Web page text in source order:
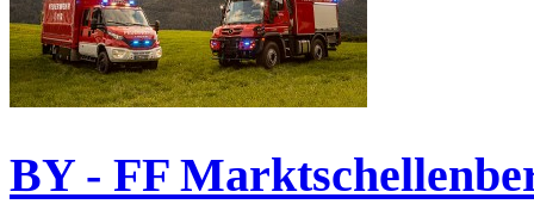
BY - FF